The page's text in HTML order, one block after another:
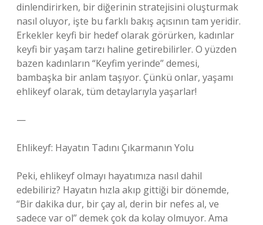
dinlendirirken, bir diğerinin stratejisini oluşturmak
nasıl oluyor, işte bu farklı bakış açısının tam yeridir.
Erkekler keyfi bir hedef olarak görürken, kadınlar
keyfi bir yaşam tarzı haline getirebilirler. O yüzden
bazen kadınların “Keyfim yerinde” demesi,
bambaşka bir anlam taşıyor. Çünkü onlar, yaşamı
ehlikeyf olarak, tüm detaylarıyla yaşarlar!
—
Ehlikeyf: Hayatın Tadını Çıkarmanın Yolu
Peki, ehlikeyf olmayı hayatımıza nasıl dahil
edebiliriz? Hayatın hızla akıp gittiği bir dönemde,
“Bir dakika dur, bir çay al, derin bir nefes al, ve
sadece var ol” demek çok da kolay olmuyor. Ama